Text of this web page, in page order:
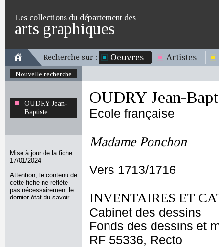
Les collections du département des
arts graphiques
Recherche sur : Oeuvres Artistes
Nouvelle recherche
OUDRY Jean-
Baptiste
Mise à jour de la fiche
17/01/2024
Attention, le contenu de
cette fiche ne reflète
pas nécessairement le
dernier état du savoir.
OUDRY Jean-
Ecole française
Madame Ponchon
Vers 1713/1716
INVENTAIRES ET
Cabinet des dessins
Fonds des dessins et
RF 55336, Recto